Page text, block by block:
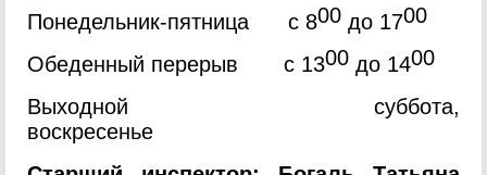
Понедельник-пятница с 800 до 1700
Обеденный перерыв с 1300 до 1400
Выходной суббота,
воскресенье